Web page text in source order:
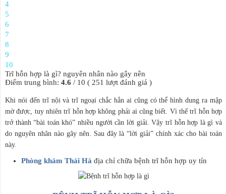
4
5
6
7
8
9
10
Trĩ hỗn hợp là gì? nguyên nhân nào gây nên
Điểm trung bình: 4.6 / 10 ( 251 lượt đánh giá )
Khi nói đến trĩ nội và trĩ ngoại chắc hẳn ai cũng có thể hình dung ra mập
mờ được, tuy nhiên trĩ hỗn hợp không phải ai cũng biết. Vì thế trĩ hỗn hợp
trở thành “bài toán khó” nhiều người cần lời giải. Vậy trĩ hỗn hợp là gì và
do nguyên nhân nào gây nên. Sau đây là “lời giải” chính xác cho bài toán
này.
Phòng khám Thái Hà địa chỉ chữa bệnh trĩ hỗn hợp uy tín